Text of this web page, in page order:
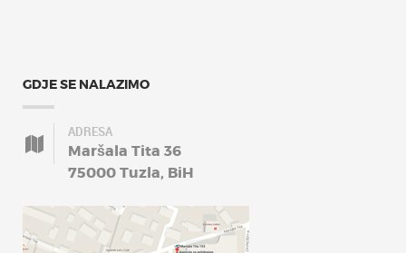
GDJE SE NALAZIMO
ADRESA
Maršala Tita 36
75000 Tuzla, BiH